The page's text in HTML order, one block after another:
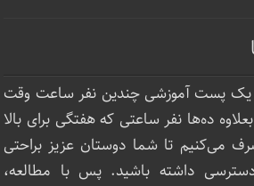
یک پست آموزشی چندین نفر ساعت‌ وقت
ده‌ها نفر ساعتی که هفتگی برای بالا
‌می‌کنیم تا شما دوستان عزیز براحتی
داشته باشید. پس با مطالعه،